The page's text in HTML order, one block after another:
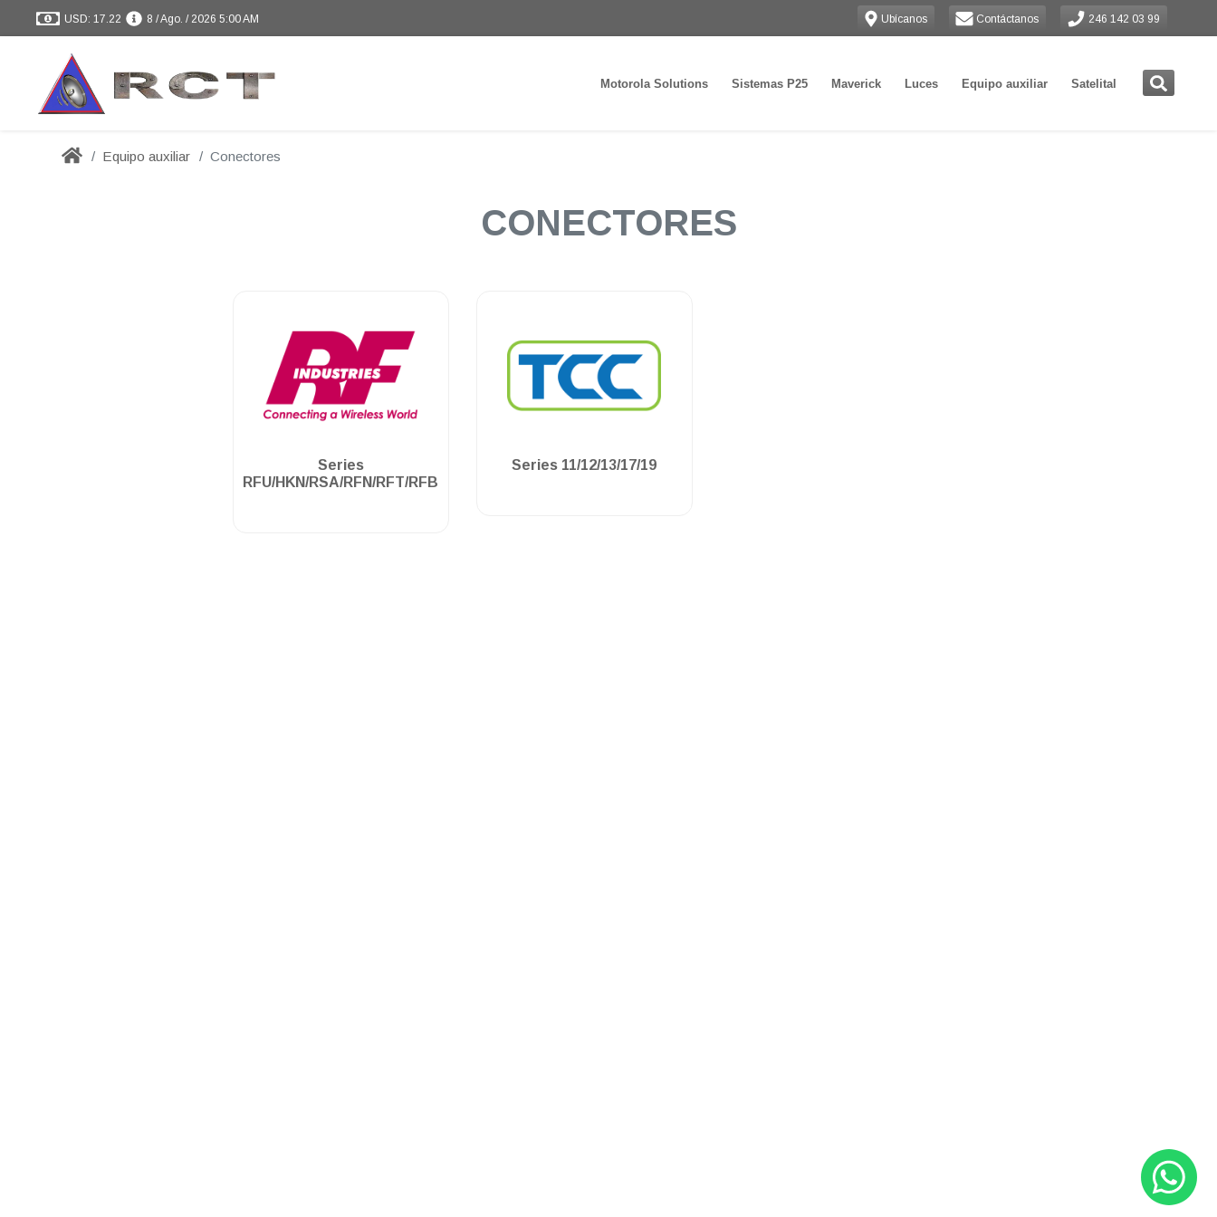
USD: 17.22 8 / Ago. / 2026 5:00 AM Ubícanos Contáctanos 246 142 03 99
Motorola Solutions Sistemas P25 Maverick Luces Equipo auxiliar Satelital
Equipo auxiliar Conectores
CONECTORES
Series
RFU/HKN/RSA/RFN/RFT/RFB
Series 11/12/13/17/19